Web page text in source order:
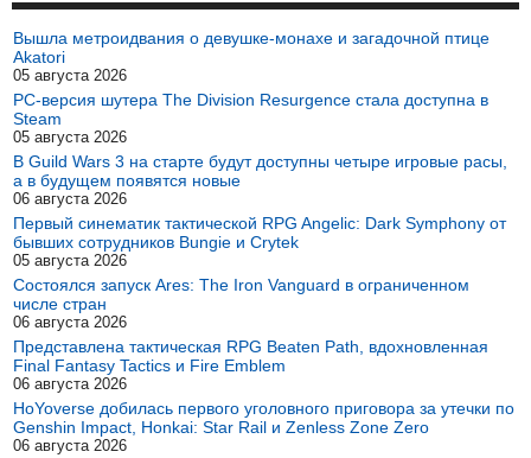
Вышла метроидвания о девушке-монахе и загадочной птице
Akatori
05 августа 2026
PC-версия шутера The Division Resurgence стала доступна в
Steam
05 августа 2026
В Guild Wars 3 на старте будут доступны четыре игровые расы,
а в будущем появятся новые
06 августа 2026
Первый синематик тактической RPG Angelic: Dark Symphony от
бывших сотрудников Bungie и Crytek
05 августа 2026
Состоялся запуск Ares: The Iron Vanguard в ограниченном
числе стран
06 августа 2026
Представлена тактическая RPG Beaten Path, вдохновленная
Final Fantasy Tactics и Fire Emblem
06 августа 2026
HoYoverse добилась первого уголовного приговора за утечки по
Genshin Impact, Honkai: Star Rail и Zenless Zone Zero
06 августа 2026